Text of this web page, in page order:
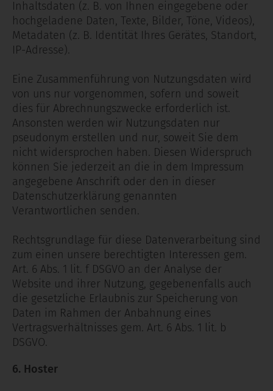
Inhaltsdaten (z. B. von Ihnen eingegebene oder
hochgeladene Daten, Texte, Bilder, Töne, Videos),
Metadaten (z. B. Identität Ihres Gerätes, Standort,
IP-Adresse).
Eine Zusammenführung von Nutzungsdaten wird
von uns nur vorgenommen, sofern und soweit
dies für Abrechnungszwecke erforderlich ist.
Ansonsten werden wir Nutzungsdaten nur
pseudonym erstellen und nur, soweit Sie dem
nicht widersprochen haben. Diesen Widerspruch
können Sie jederzeit an die in dem Impressum
angegebene Anschrift oder den in dieser
Datenschutzerklärung genannten
Verantwortlichen senden.
Rechtsgrundlage für diese Datenverarbeitung sind
zum einen unsere berechtigten Interessen gem.
Art. 6 Abs. 1 lit. f DSGVO an der Analyse der
Website und ihrer Nutzung, gegebenenfalls auch
die gesetzliche Erlaubnis zur Speicherung von
Daten im Rahmen der Anbahnung eines
Vertragsverhältnisses gem. Art. 6 Abs. 1 lit. b
DSGVO.
6. Hoster